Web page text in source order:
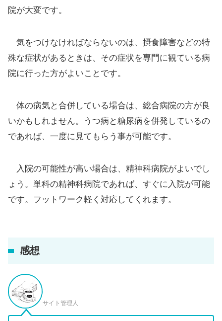
院が大変です。
気をつけなければならないのは、摂食障害などの特
殊な症状があるときは、その症状を専門に観ている病
院に行った方がよいことです。
体の病気と合併している場合は、総合病院の方が良
いかもしれません。うつ病と糖尿病を併発しているの
であれば、一度に見てもらう事が可能です。
入院の可能性が高い場合は、精神科病院がよいでし
ょう。単科の精神科病院であれば、すぐに入院が可能
です。フットワーク軽く対応してくれます。
感想
サイト管理人